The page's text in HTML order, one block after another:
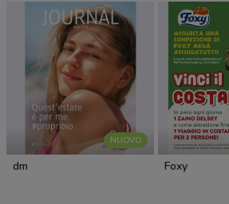
NUOVO
dm Foxy